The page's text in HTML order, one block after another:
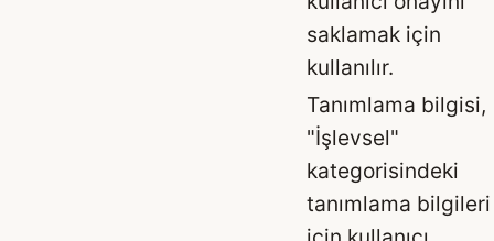
saklamak için
kullanılır.
Tanımlama bilgisi,
"İşlevsel"
kategorisindeki
tanımlama bilgileri